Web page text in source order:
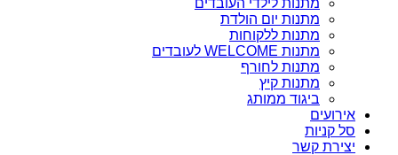
מתנות לילדי העובדים
מתנות יום הולדת
מתנות ללקוחות
מתנות WELCOME לעובדים
מתנות לחורף
מתנות קיץ
ביגוד ממותג
אירועים
סל קניות
יצירת קשר